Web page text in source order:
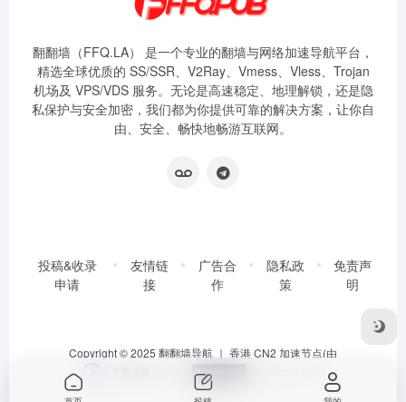
翻翻墙（FFQ.LA） 是一个专业的翻墙与网络加速导航平台，
精选全球优质的 SS/SSR、V2Ray、Vmess、Vless、Trojan
机场及 VPS/VDS 服务。无论是高速稳定、地理解锁，还是隐
私保护与安全加密，我们都为你提供可靠的解决方案，让你自
由、安全、畅快地畅游互联网。
投稿&收录
申请
友情链
接
广告合
作
隐私政
策
免责声
明
Copyright © 2025 翻翻墙导航 ｜ 香港 CN2 加速节点(由